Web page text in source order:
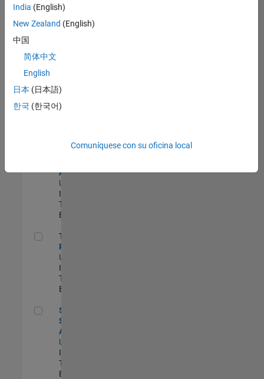
en su
zona.
Principal Identity Security Engineer - AD & MS Entra ID
Engineer - AD
US-MA-Natick
Experimentado
Analyst
US-MA-Natick
Information
Technology |
Experimentado
Technical Product Owner
Technical
Product Owner
US-MA-Natick
Information
Technology |
Experimentado
Senior Systems Analyst
Senior
Systems
Analyst
US-MA-Natick
Information
Technology |
Experimentado
India (English)
New Zealand (English)
中国
简体中文
English
日本 (日本語)
한국 (한국어)
Comuníquese con su oficina local